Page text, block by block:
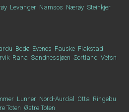
Levanger Namsos Nærøy Steinkjer
Bodø Evenes Fauske Flakstad
Rana Sandnessjøen Sortland Vefsn
Lunner Nord-Aurdal Otta Ringebu
Toten Østre Toten